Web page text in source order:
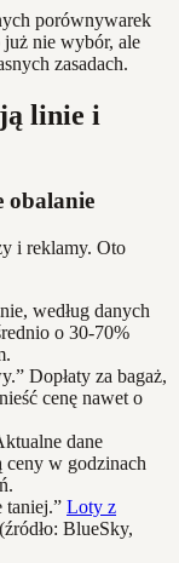
porównywarek
nie wybór, ale
zasadach.
linie i
obalanie
i reklamy. Oto
według danych
o 30-70%
Dopłaty za bagaż,
cenę nawet o
dane
ceny w godzinach
taniej.” Loty z
BlueSky,